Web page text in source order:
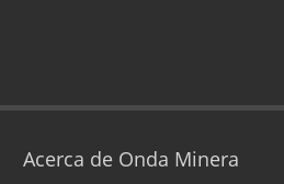
Acerca de Onda Minera